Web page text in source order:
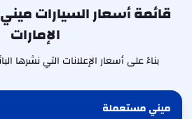
قائمة أسعار السيارات
الإمارات
بناءً على أسعار الإعلانات التي نشرها
ميني مستعملة